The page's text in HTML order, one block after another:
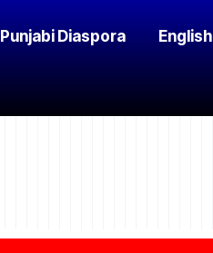
Punjabi Diaspora English